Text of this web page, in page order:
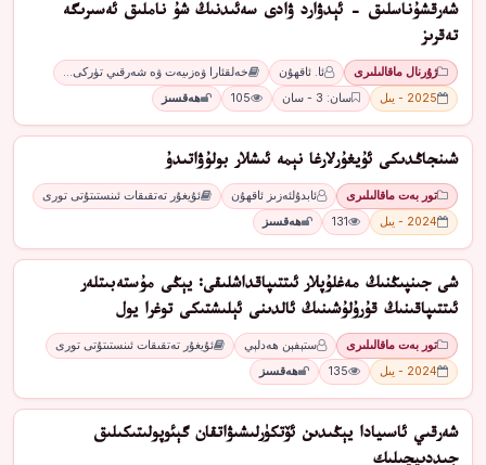
شەرقشۇناسلىق - ئېدۋارد ۋادى سەئىدنىڭ شۇ ناملىق ئەسىرىگە
تەقرىز
ژۇرنال ماقالىلىرى ئا. ئاقھۇن
خەلقئارا ۋەزىيەت ۋە شەرقىي تۈركى…
2025 - يىل
سان: 3 - سان 105 ھەقسىز
شىنجاڭدىكى ئۇيغۇرلارغا نېمە ئىشلار بولۇۋاتىدۇ
تور بەت ماقالىلىرى ئابدۇلئەزىز ئاقھۇن
ئۇيغۇر تەتقىقات ئىنستىتۇتى تورى
2024 - يىل
131 ھەقسىز
شى جىنپىڭنىڭ مەغلۇپلار ئىتتىپاقداشلىقى: يېڭى مۇستەبىتلەر
ئىتتىپاقىنىڭ قۇرۇلۇشىنىڭ ئالدىنى ئېلىشتىكى توغرا يول
تور بەت ماقالىلىرى ستېفېن ھەدلېي
ئۇيغۇر تەتقىقات ئىنستىتۇتى تورى
2024 - يىل
135 ھەقسىز
شەرقىي ئاسىيادا يېڭىدىن ئۆتكۈرلىشىۋاتقان گېئوپولىتىكىلىق